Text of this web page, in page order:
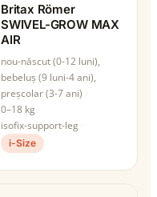
Britax Römer
SWIVEL-GROW MAX
AIR
nou-născut (0-12 luni),
bebeluș (9 luni-4 ani),
preșcolar (3-7 ani)
0–18 kg
isofix-support-leg
i-Size